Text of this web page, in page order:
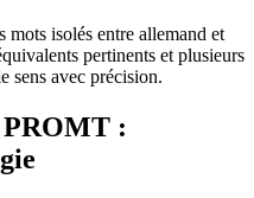
mots isolés entre allemand et
pertinents et plusieurs
sens avec précision.
: